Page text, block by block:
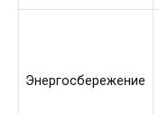
Энергосбережение